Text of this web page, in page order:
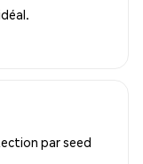
par seed